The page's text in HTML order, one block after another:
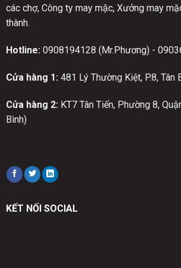
các chợ, Công ty may mặc, Xưởng may
thành.
Hotline:0908194128 (Mr.Phương) -
Cửa hàng 1: 481 Lý Thường Kiệt, P.8, Tân
Cửa hàng 2: KT7 Tân Tiến, Phường 8,
Bình)
KẾT NỐI SOCIAL